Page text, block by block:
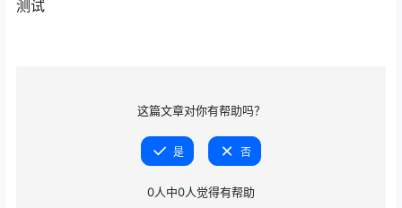
测试
这篇文章对你有帮助吗？
是 否
0人中0人觉得有帮助